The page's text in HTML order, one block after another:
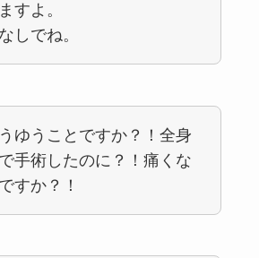
すよ。
しでね。
ゆうことですか？！全身
手術したのに？！痛くな
すか？！